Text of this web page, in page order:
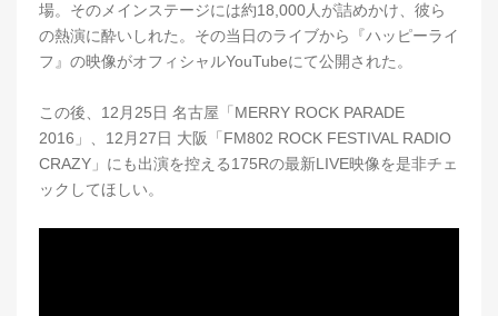
場。そのメインステージには約18,000人が詰めかけ、彼ら
の熱演に酔いしれた。その当日のライブから『ハッピーライ
フ』の映像がオフィシャルYouTubeにて公開された。
この後、12月25日 名古屋「MERRY ROCK PARADE
2016」、12月27日 大阪「FM802 ROCK FESTIVAL RADIO
CRAZY」にも出演を控える175Rの最新LIVE映像を是非チェ
ックしてほしい。